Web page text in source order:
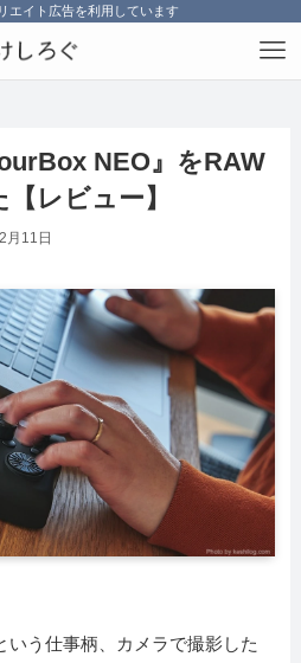
エイト広告を利用しています
NEO』をRAW
レビュー】
月11日
いう仕事柄、カメラで撮影した